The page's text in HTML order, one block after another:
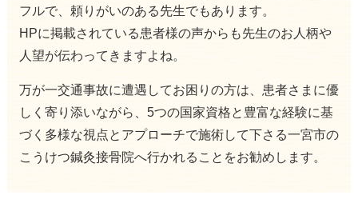
フルで、頼りがいのある先生でもあります。
HPに掲載されている患者様の声からも先生のお人柄や
人望が伝わってきますよね。
万が一交通事故に遭遇してお困りの方は、患者さまに優
しく寄り添いながら、5つの国家資格と豊富な経験に基
づく多様な視点とアプローチで施術して下さる一宮市の
こうけつ鍼灸接骨院へ行かれることをお勧めします。